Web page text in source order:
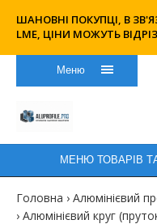
ШАНОВНІ ПОКУПЦІ, В
LME, ЦІНИ МОЖУТЬ
Меню
МЕНЮ ТОВАРІВ
Головна Алюмінієвий
Алюмінієвий круг